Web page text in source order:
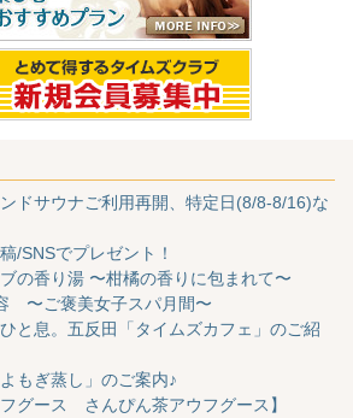
ンドサウナご利用再開、特定日(8/8-8/16)な
/SNSでプレゼント！
の香り湯 〜柑橘の香りに包まれて〜
〜ご褒美女子スパ月間〜
と息。五反田「タイムズカフェ」のご紹
もぎ蒸し」のご案内♪
フグース さんぴん茶アウフグース】